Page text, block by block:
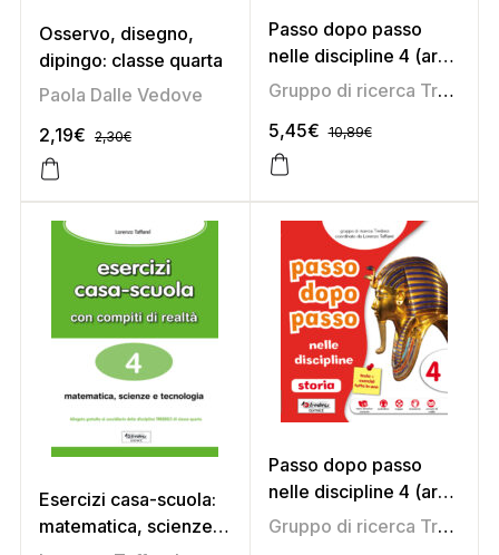
Osservo, disegno,
dipingo: classe quarta
Paola Dalle Vedove
2,19€ 2,30€
Passo dopo passo
nelle discipline 4 (area
scientifica)
Gruppo di ricerca Tredieci
5,45€ 10,89€
Esercizi casa-scuola:
matematica, scienze e
Passo dopo passo
nelle discipline 4 (area
antropologica)
Gruppo di ricerca Tredieci